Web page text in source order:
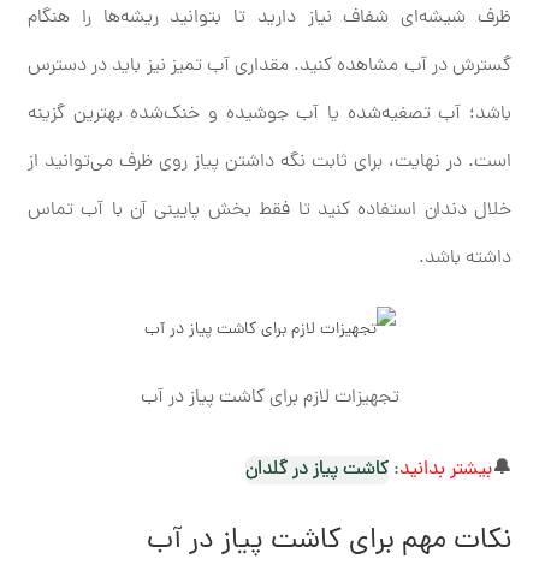
ظرف شیشه‌ای شفاف نیاز دارید تا بتوانید ریشه‌ها را هنگام
گسترش در آب مشاهده کنید. مقداری آب تمیز نیز باید در دسترس
باشد؛ آب تصفیه‌شده یا آب جوشیده و خنک‌شده بهترین گزینه
است. در نهایت، برای ثابت نگه‌ داشتن پیاز روی ظرف می‌توانید از
خلال دندان استفاده کنید تا فقط بخش پایینی آن با آب تماس
داشته باشد.
تجهیزات لازم برای کاشت پیاز در آب
🔔بیشتر بدانید: کاشت پیاز در گلدان
نکات مهم برای کاشت پیاز در آب